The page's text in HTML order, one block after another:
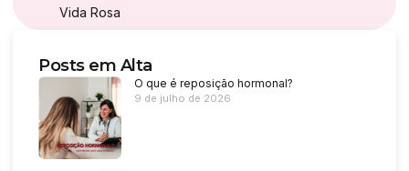
Vida Rosa
Posts em Alta
O que é reposição hormonal?
9 de julho de 2026